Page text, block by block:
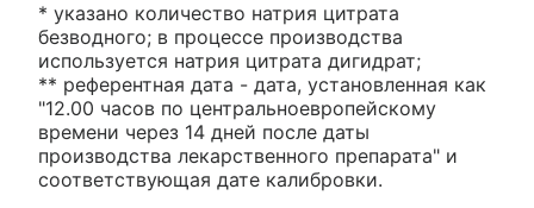
* указано количество натрия цитрата
безводного; в процессе производства
используется натрия цитрата дигидрат;
** референтная дата - дата, установленная как
"12.00 часов по центральноевропейскому
времени через 14 дней после даты
производства лекарственного препарата" и
соответствующая дате калибровки.